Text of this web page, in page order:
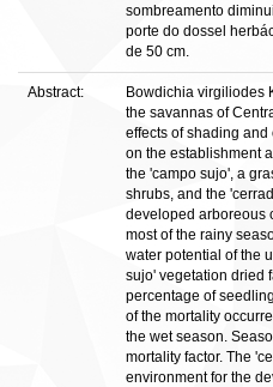
sombreamento
porte do dossel
de 50 cm.
Abstract:
Bowdichia virgiliodes
the savannas of
effects of shading
on the establishment
the 'campo sujo', a
shrubs, and the
developed arboreous
most of the rainy
water potential of the
sujo' vegetation dried
percentage of
of the mortality
the wet season.
mortality factor. The
environment for the